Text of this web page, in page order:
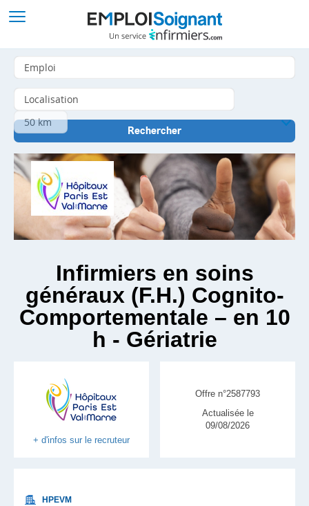
Infirmiers en soins
généraux (F.H.) Cognito-
Comportementale – en 10
h - Gériatrie
+ d'infos sur le recruteur
HPEVM
Offre n°2587793
Actualisée le
09/08/2026